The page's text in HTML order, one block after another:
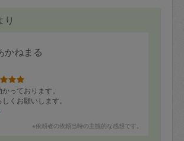
り
かねまる
っております。
くお願いします。
※依頼者の依頼当時の主観的な感想です。